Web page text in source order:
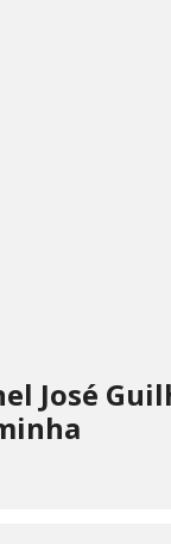
José